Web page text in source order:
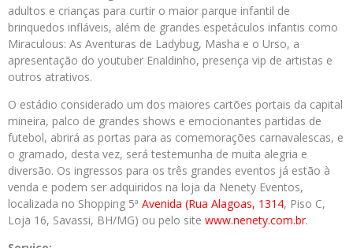
adultos e crianças para curtir o maior parque infantil de
brinquedos infláveis, além de grandes espetáculos infantis como
Miraculous: As Aventuras de Ladybug, Masha e o Urso, a
apresentação do youtuber Enaldinho, presença vip de artistas e
outros atrativos.
O estádio considerado um dos maiores cartões portais da capital
mineira, palco de grandes shows e emocionantes partidas de
futebol, abrirá as portas para as comemorações carnavalescas, e
o gramado, desta vez, será testemunha de muita alegria e
diversão. Os ingressos para os três grandes eventos já estão à
venda e podem ser adquiridos na loja da Nenety Eventos,
localizada no Shopping 5ª Avenida (Rua Alagoas, 1314, Piso C,
Loja 16, Savassi, BH/MG) ou pelo site www.nenety.com.br.